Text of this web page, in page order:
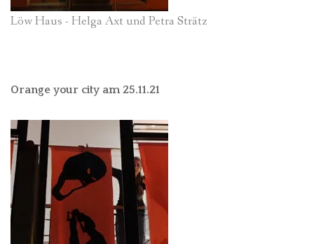
Löw Haus - Helga Axt und Petra Strätz
Orange your city am 25.11.21